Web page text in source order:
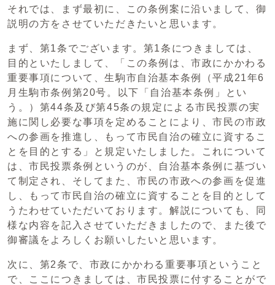
それでは、まず最初に、この条例案に沿いまして、御
説明の方をさせていただきたいと思います。
まず、第1条でございます。第1条につきましては、
目的といたしまして、「この条例は、市政にかかわる
重要事項について、生駒市自治基本条例（平成21年6
月生駒市条例第20号。以下「自治基本条例」とい
う。）第44条及び第45条の規定による市民投票の実
施に関し必要な事項を定めることにより、市民の市政
への参画を推進し、もって市民自治の確立に資するこ
とを目的とする」と規定いたしました。これについて
は、市民投票条例というのが、自治基本条例に基づい
て制定され、そしてまた、市民の市政への参画を促進
し、もって市民自治の確立に資することを目的として
うたわせていただいております。解説についても、同
様な内容を記入させていただきましたので、また後で
御審議をよろしくお願いしたいと思います。
次に、第2条で、市政にかかわる重要事項ということ
で、ここにつきましては、市民投票に付することがで